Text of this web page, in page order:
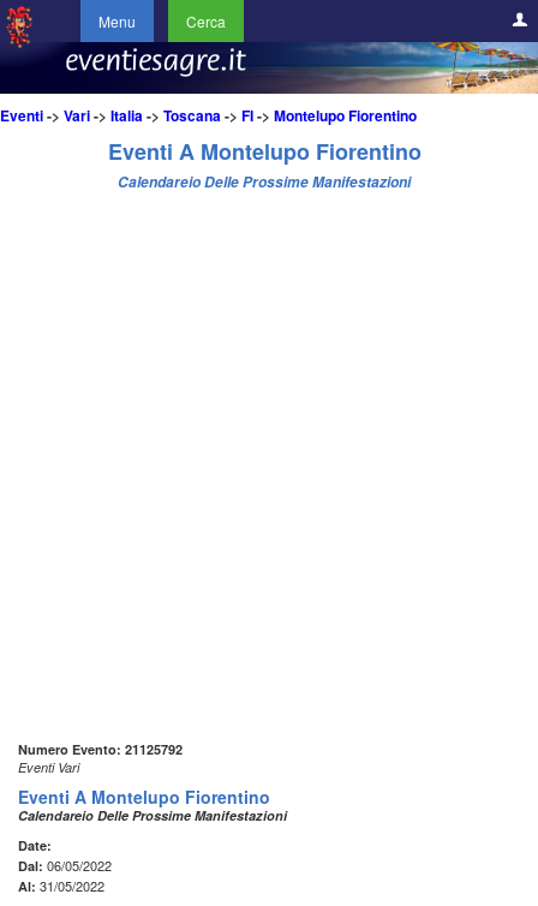
Menu Cerca
Eventi-> Vari-> Italia-> Toscana-> FI-> Montelupo Fiorentino
Eventi A Montelupo Fiorentino
Calendareio Delle Prossime Manifestazioni
Numero Evento: 21125792
Eventi Vari
Eventi A Montelupo Fiorentino
Calendareio Delle Prossime Manifestazioni
Date:
Dal: 06/05/2022
Al: 31/05/2022